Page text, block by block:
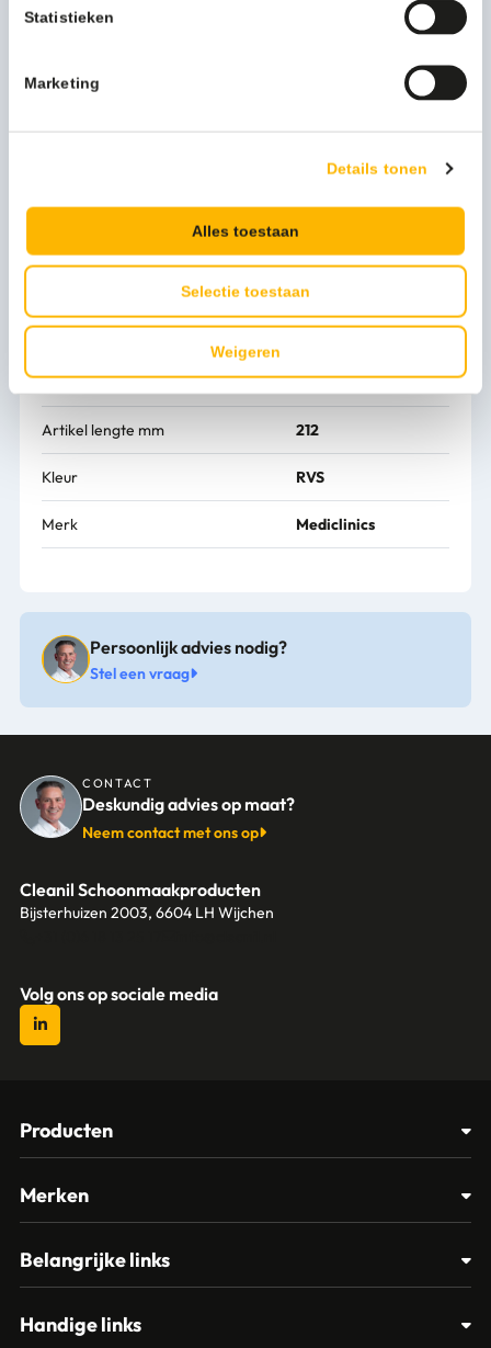
Statistieken
Marketing
Details tonen
Alles toestaan
Selectie toestaan
Weigeren
stevig staal, met een authentieke rvs look. De hoogglans
gebruiksvriendelijkheid met een druk op de knop wordt de
betaalbare prijs? Kies dan voor deze handendroger van
Meer productinformatie
5 kg
Artikel breedte mm 278
Artikel lengte mm 212
Kleur RVS
Merk Mediclinics
Persoonlijk advies nodig?
Stel een vraag
CONTACT
Deskundig advies op maat?
Neem contact met ons op
Cleanil Schoonmaakproducten
Bijsterhuizen 2003, 6604 LH Wijchen
Volg ons op sociale media
Producten
Glasbewassing
Materialen
Papier – Dispensers - Toiletinrichting
Merken
Spectro
Vikan
Belangrijke links
Handige links